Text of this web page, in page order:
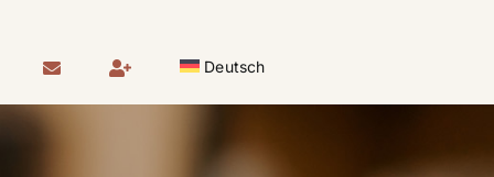
Deutsch